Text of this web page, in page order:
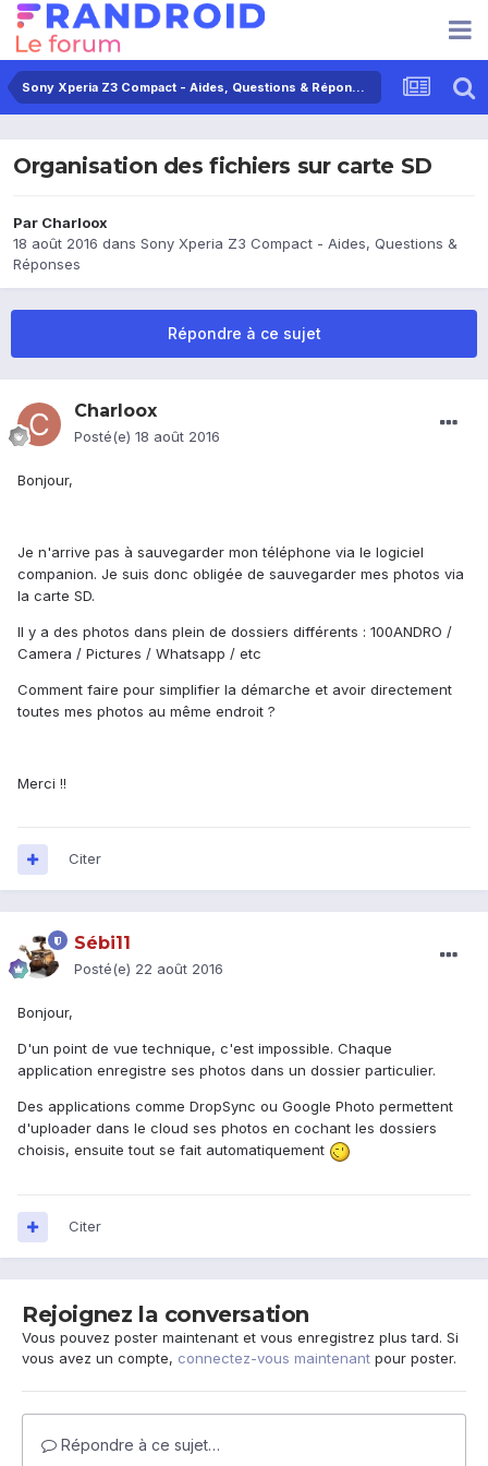
Sony Xperia Z3 Compact - Aides, Questions & Réponses
Organisation des fichiers sur carte SD
Par Charloox
18 août 2016 dans Sony Xperia Z3 Compact - Aides, Questions &
Réponses
Répondre à ce sujet
Charloox
Posté(e) 18 août 2016
Bonjour,
Je n'arrive pas à sauvegarder mon téléphone via le logiciel
companion. Je suis donc obligée de sauvegarder mes photos via
la carte SD.
Il y a des photos dans plein de dossiers différents : 100ANDRO /
Camera / Pictures / Whatsapp / etc
Comment faire pour simplifier la démarche et avoir directement
toutes mes photos au même endroit ?
Merci !!
Citer
Sébi11
Posté(e) 22 août 2016
Bonjour,
D'un point de vue technique, c'est impossible. Chaque
application enregistre ses photos dans un dossier particulier.
Des applications comme DropSync ou Google Photo permettent
d'uploader dans le cloud ses photos en cochant les dossiers
choisis, ensuite tout se fait automatiquement
Citer
Rejoignez la conversation
Vous pouvez poster maintenant et vous enregistrez plus tard. Si
vous avez un compte, connectez-vous maintenant pour poster.
Répondre à ce sujet…